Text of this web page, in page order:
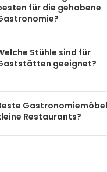
für die gehobene
Stühle sind für
geeignet?
Restaurants?